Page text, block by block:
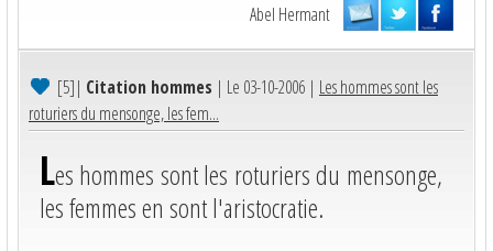
Abel Hermant
[5]| Citation hommes | Le 03-10-2006 | Les hommes sont les
roturiers du mensonge, les fem...
Les hommes sont les roturiers du mensonge,
les femmes en sont l'aristocratie.